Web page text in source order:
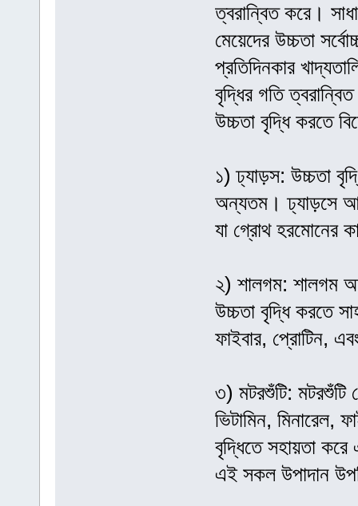
ত্বরান্বিত করে।
মেয়েদের উচ্চতা
প্রতিদিনকার
বৃদ্ধির গতি
উচ্চতা বৃদ্ধি করতে
১) ঢ্যাড়স: উচ্চতা
অন্যতম। ঢ্যাড়সে
যা গ্রোথ হরমোনের
২) শালগম: শালগম
উচ্চতা বৃদ্ধি করতে
ফাইবার, প্রোটিন,
৩) মটরশুঁটি: মটরশুঁটি
ভিটামিন, মিনারেল,
বৃদ্ধিতে সহায়তা
এই সকল উপাদান